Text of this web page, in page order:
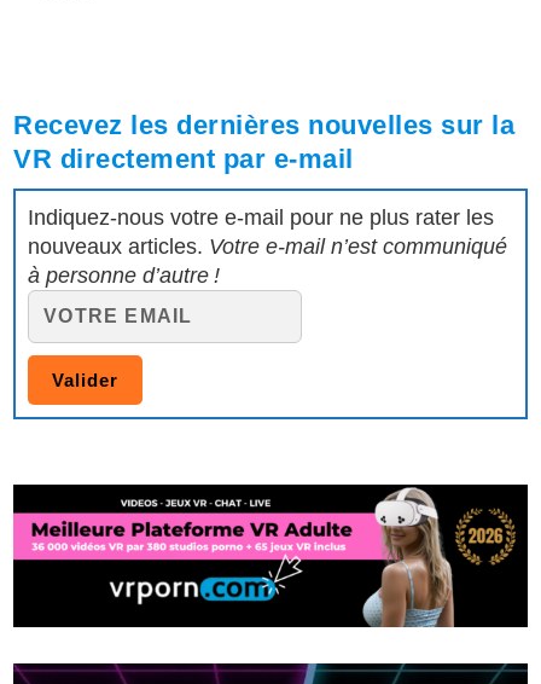
Recevez les dernières nouvelles sur la
VR directement par e-mail
Indiquez-nous votre e-mail pour ne plus rater les
nouveaux articles. Votre e-mail n’est communiqué
à personne d’autre !